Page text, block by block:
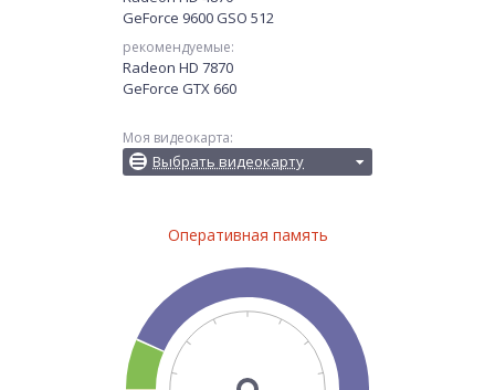
GeForce 9600 GSO 512
рекомендуемые:
Radeon HD 7870
GeForce GTX 660
Моя видеокарта:
Выбрать видеокарту
Оперативная память